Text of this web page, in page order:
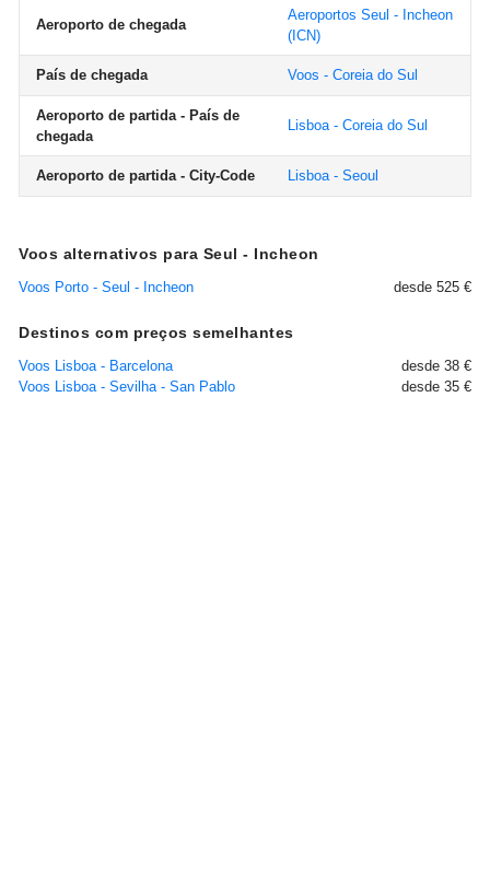
Aeroporto de chegada
Aeroportos Seul - Incheon
(ICN)
País de chegada Voos - Coreia do Sul
Aeroporto de partida - País de
chegada
Lisboa - Coreia do Sul
Aeroporto de partida - City-Code Lisboa - Seoul
Voos alternativos para Seul - Incheon
Voos Porto - Seul - Incheon desde 525 €
Destinos com preços semelhantes
Voos Lisboa - Barcelona
desde 38 €
Voos Lisboa - Sevilha - San Pablo
desde 35 €